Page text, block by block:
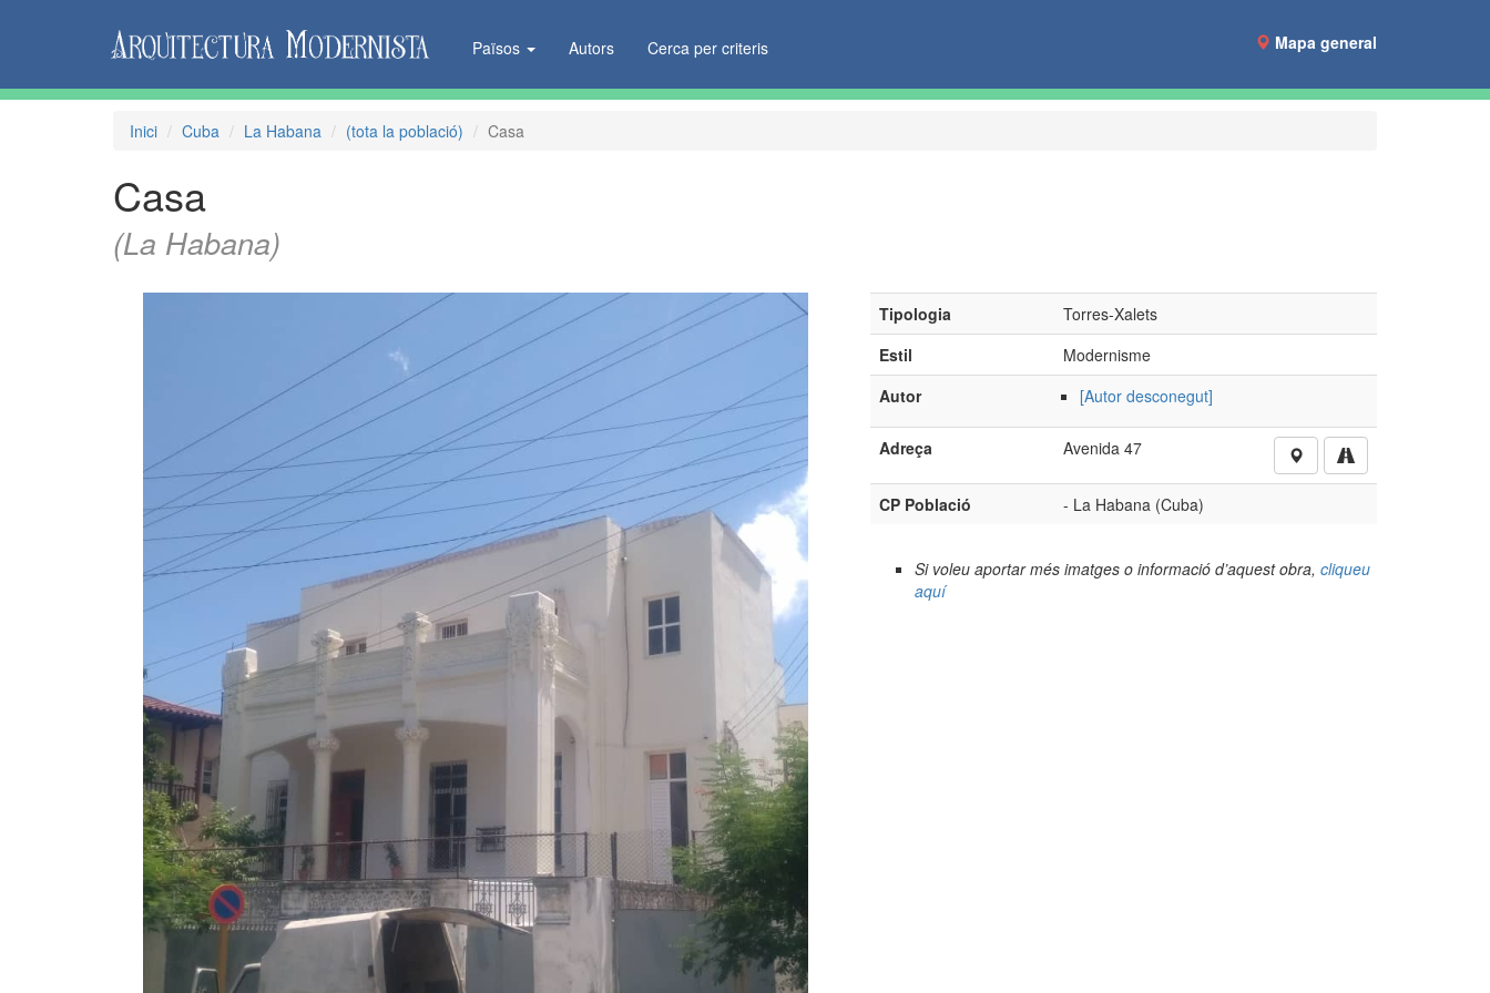
Països Autors Cerca per criteris Mapa general
Inici Cuba La Habana (tota la població) Casa
Casa
(La Habana)
Tipologia
Torres-Xalets
Estil
Modernisme
Autor
[Autor desconegut]
Adreça Avenida 47
CP Població - La Habana (Cuba)
Si voleu aportar més imatges o informació d’aquest obra, cliqueu
aquí